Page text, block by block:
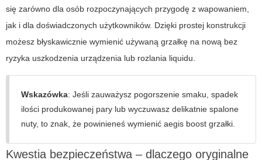
się zarówno dla osób rozpoczynających przygodę z wapowaniem,
jak i dla doświadczonych użytkowników. Dzięki prostej konstrukcji
możesz błyskawicznie wymienić używaną grzałkę na nową bez
ryzyka uszkodzenia urządzenia lub rozlania liquidu.
Wskazówka: Jeśli zauważysz pogorszenie smaku, spadek
ilości produkowanej pary lub wyczuwasz delikatnie spalone
nuty, to znak, że powinieneś wymienić aegis boost grzałki
Kwestia bezpieczeństwa – dlaczego oryginalne